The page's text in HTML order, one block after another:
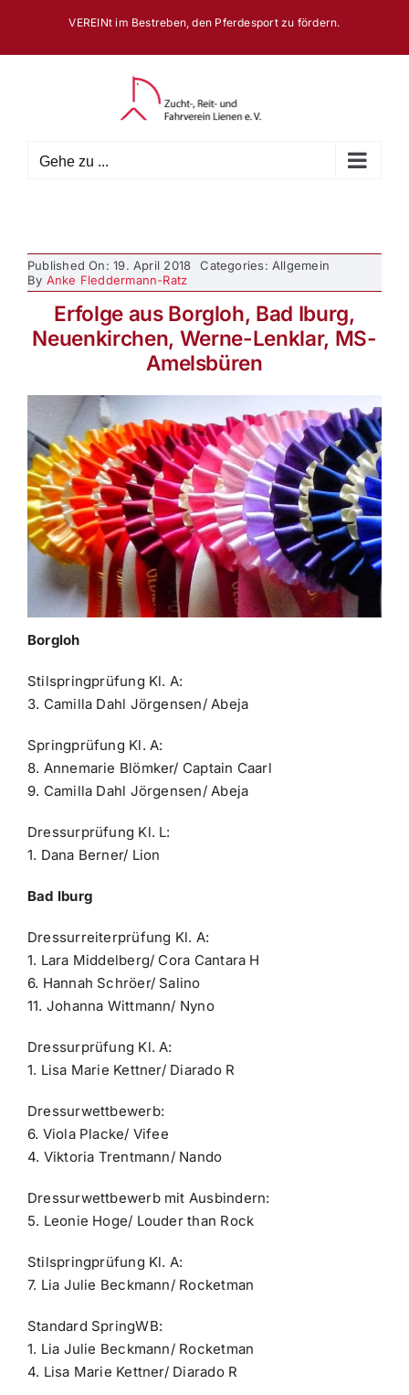
springen
VEREINt im Bestreben, den Pferdesport zu fördern.
Gehe zu ...
Published On: 19. April 2018
Categories: Allgemein
By Anke Fleddermann-Ratz
Erfolge aus Borgloh, Bad Iburg,
Neuenkirchen, Werne-Lenklar, MS-
Amelsbüren
Borgloh
Stilspringprüfung Kl. A:
3. Camilla Dahl Jörgensen/ Abeja
Springprüfung Kl. A:
8. Annemarie Blömker/ Captain Caarl
9. Camilla Dahl Jörgensen/ Abeja
Dressurprüfung Kl. L:
1. Dana Berner/ Lion
Bad Iburg
Dressurreiterprüfung Kl. A:
1. Lara Middelberg/ Cora Cantara H
6. Hannah Schröer/ Salino
11. Johanna Wittmann/ Nyno
Dressurprüfung Kl. A:
1. Lisa Marie Kettner/ Diarado R
Dressurwettbewerb:
6. Viola Placke/ Vifee
4. Viktoria Trentmann/ Nando
Dressurwettbewerb mit Ausbindern:
5. Leonie Hoge/ Louder than Rock
Stilspringprüfung Kl. A:
7. Lia Julie Beckmann/ Rocketman
Standard SpringWB:
1. Lia Julie Beckmann/ Rocketman
4. Lisa Marie Kettner/ Diarado R